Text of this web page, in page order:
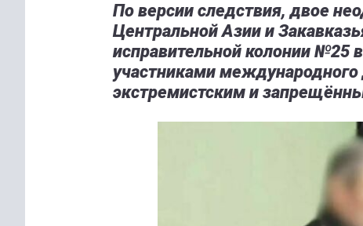
По версии следствия, двое
Центральной Азии и
исправительной колонии
участниками
экстремистским и